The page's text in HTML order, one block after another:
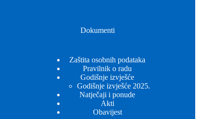
Dokumenti
Zaštita osobnih podataka
Pravilnik o radu
Godišnje izvješće
Godišnje izvješće 2025.
Natječaji i ponude
Akti
Obavijest